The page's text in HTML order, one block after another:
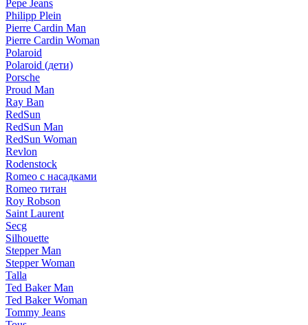
Pepe Jeans
Philipp Plein
Pierre Cardin Man
Pierre Cardin Woman
Polaroid
Polaroid (дети)
Porsche
Proud Man
Ray Ban
RedSun
RedSun Man
RedSun Woman
Revlon
Rodenstock
Romeo с насадками
Romeo титан
Roy Robson
Saint Laurent
Secg
Silhouette
Stepper Man
Stepper Woman
Talla
Ted Baker Man
Ted Baker Woman
Tommy Jeans